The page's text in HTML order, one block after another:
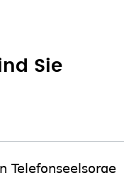
Sie
Telefonseelsorge